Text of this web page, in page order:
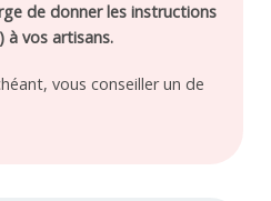
de donner les instructions
à vos artisans.
vous conseiller un de